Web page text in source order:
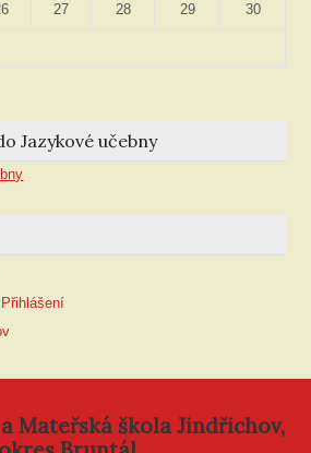
27 28 29 30
Jazykové učebny
Mateřská škola Jindřichov,